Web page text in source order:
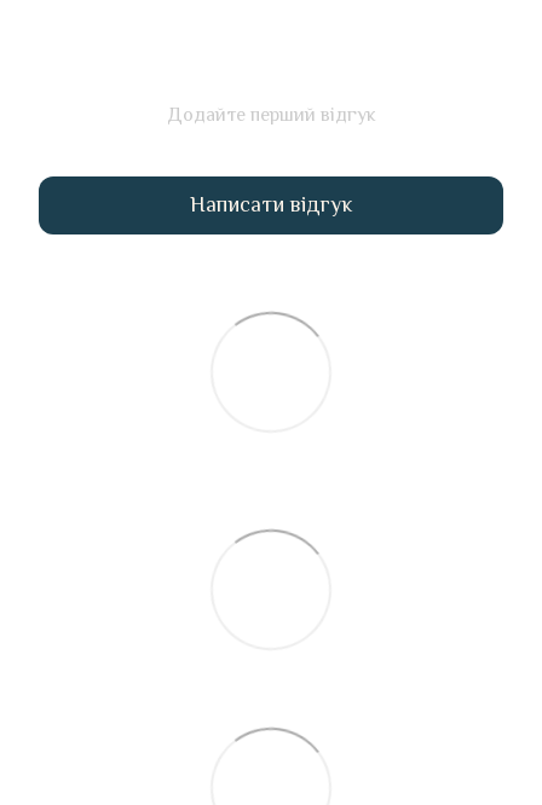
Додайте перший відгук
Написати відгук